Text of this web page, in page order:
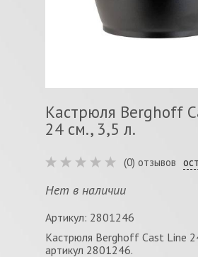
Кастрюля Berghoff
24 см., 3,5 л.
(0) отзывов
Нет в наличии
Артикул: 2801246
Кастрюля Berghoff Cast Line
артикул 2801246.